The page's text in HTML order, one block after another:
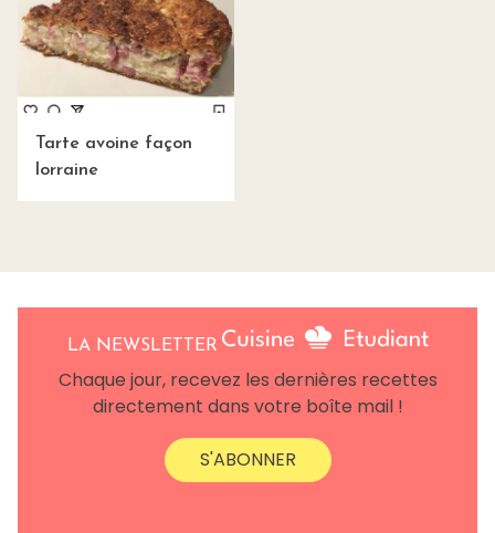
Tarte avoine façon
lorraine
LA NEWSLETTER
Chaque jour, recevez les dernières recettes
directement dans votre boîte mail !
S'ABONNER